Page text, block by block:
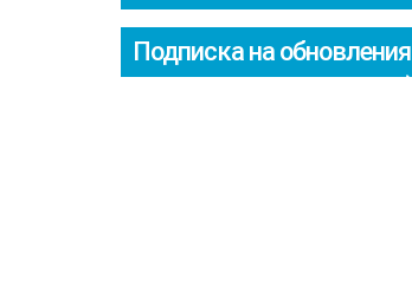
Подписка на обновления